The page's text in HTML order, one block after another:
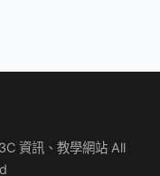
資訊、教學網站 All